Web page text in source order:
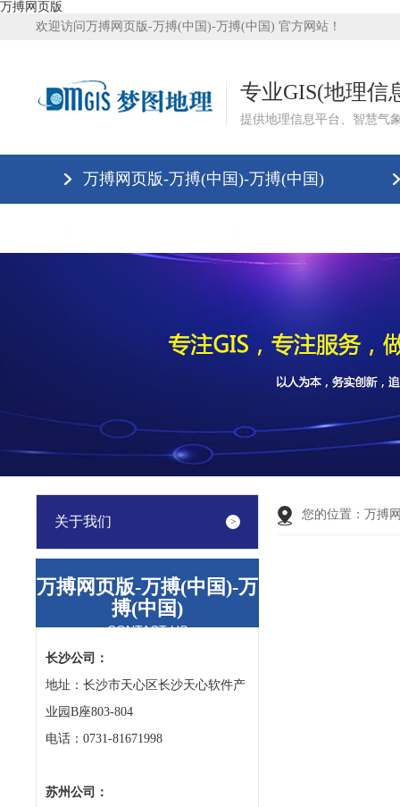
万搏网页版
欢迎访问万搏网页版-万搏(中国)-万搏(中国) 官方网站！
专业GIS(地理信
提供地理信息平台、智慧气
万搏网页版-万搏(中国)-万搏(中国)
关于我们
万搏网页版-万搏(中国)-万
搏(中国)
CONTACT US
长沙公司：
地址：长沙市天心区长沙天心软件产
业园B座803-804
电话：0731-81671998
苏州公司：
您的位置： 万搏